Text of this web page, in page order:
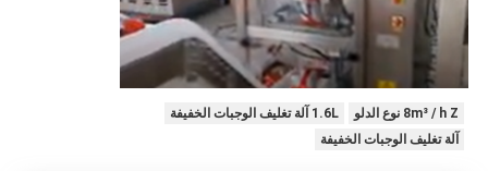
8m³ / h Z نوع الدلو
1.6L آلة تغليف الوجبات الخفيفة
آلة تغليف الوجبات الخفيفة